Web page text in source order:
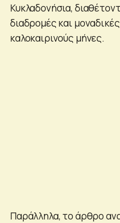
Κυκλαδονήσια,
διαδρομές και
καλοκαιρινούς μήνες.
Παράλληλα, το άρθρο